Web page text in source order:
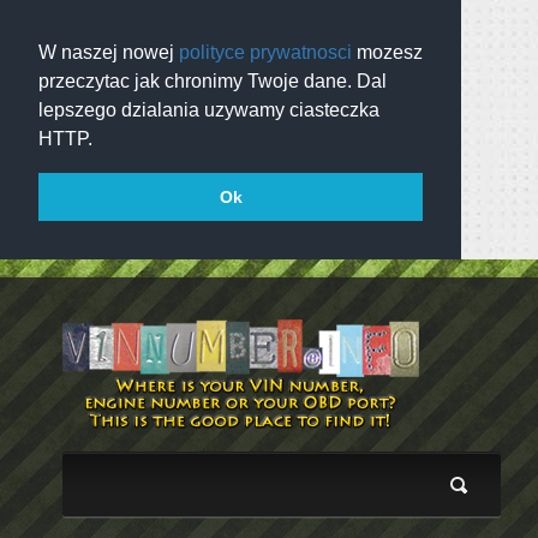
W naszej nowej polityce prywatnosci mozesz
przeczytac jak chronimy Twoje dane. Dal
lepszego dzialania uzywamy ciasteczka
HTTP.
Ok